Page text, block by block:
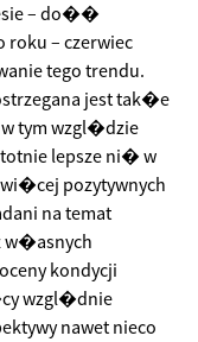
– do��
– czerwiec
tego trendu.
jest tak�e
tym wzgl�dzie
lepsze ni� w
pozytywnych
na temat
w�asnych
kondycji
wzgl�dnie
nawet nieco